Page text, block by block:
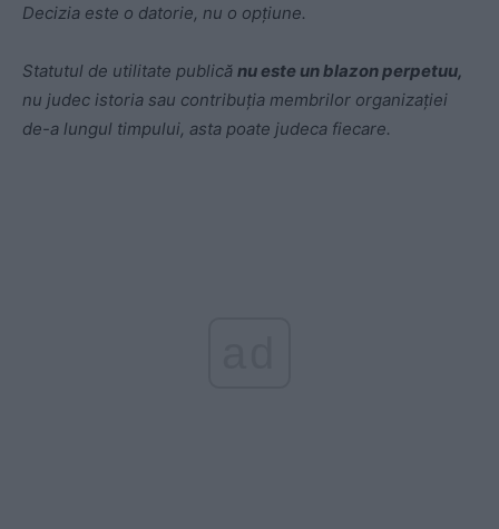
Decizia este o datorie, nu o opțiune.
Statutul de utilitate publică nu este un blazon perpetuu,
nu judec istoria sau contribuția membrilor organizației
de-a lungul timpului, asta poate judeca fiecare.